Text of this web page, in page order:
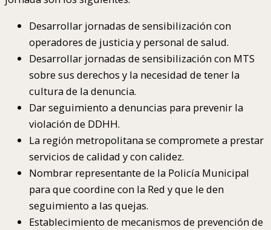
Desarrollar jornadas de sensibilización con
operadores de justicia y personal de salud.
Desarrollar jornadas de sensibilización con MTS
sobre sus derechos y la necesidad de tener la
cultura de la denuncia.
Dar seguimiento a denuncias para prevenir la
violación de DDHH.
La región metropolitana se compromete a prestar
servicios de calidad y con calidez.
Nombrar representante de la Policía Municipal
para que coordine con la Red y que le den
seguimiento a las quejas.
Establecimiento de mecanismos de prevención de